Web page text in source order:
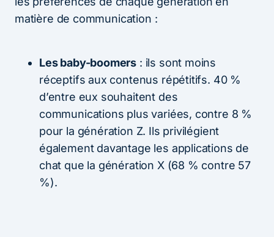
matière de communication :
Les baby-boomers : ils sont moins
réceptifs aux contenus répétitifs. 40 %
d’entre eux souhaitent des
communications plus variées, contre 8 %
pour la génération Z. Ils privilégient
également davantage les applications de
chat que la génération X (68 % contre 57
%).